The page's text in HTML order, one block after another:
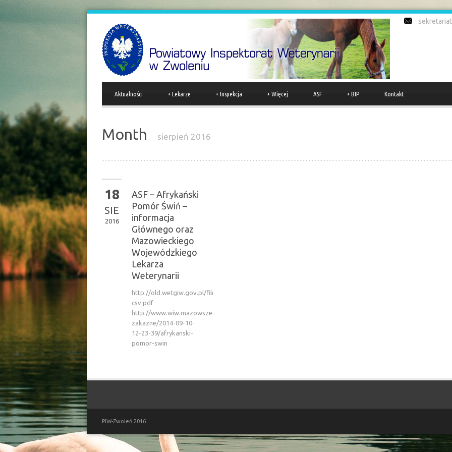
Aktualności Lekarze
+ Inspekcja
+ Więcej
+ ASF BIP
+ Kontakt
Month sierpień 2016
18
SIE
2016
ASF – Afrykański
Pomór Świń –
informacja
Głównego oraz
Mazowieckiego
Wojewódzkiego
Lekarza
Weterynarii
http://old.wetgiw.gov.pl/files/aktualnosci/ulotka-
csv.pdf
http://www.wiw.mazowsze.pl/index.php/choroby-
zakazne/2014-09-10-
12-23-39/afrykanski-
pomor-swin
PIW-Zwoleń 2016